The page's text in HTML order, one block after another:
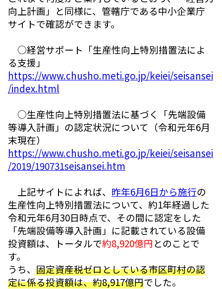
向上計画」と同様に、管轄庁である中小企業庁
サイトで確認ができます。
○経営サポート「生産性向上特別措置法によ
る支援」
https://www.chusho.meti.go.jp/keiei/seisansei
/index.html
○生産性向上特別措置法に基づく「先端設備
等導入計画」の認定状況について（令和元年6月
末現在）
https://www.chusho.meti.go.jp/keiei/seisansei
/2019/190731seisansei.htm
上記サイトによれば、 昨年6月6日から施行の
生産性向上特別措置法について、約1年経過した
令和元年6月30日時点で、その間に認定をした
「先端設備等導入計画」に記載されている設備
投資額は、トータルで約8,920億円 とのことで
す。
うち、 固定資産税ゼロとしている市区町村の認
定に係る投資額は、約8,917億円でした。